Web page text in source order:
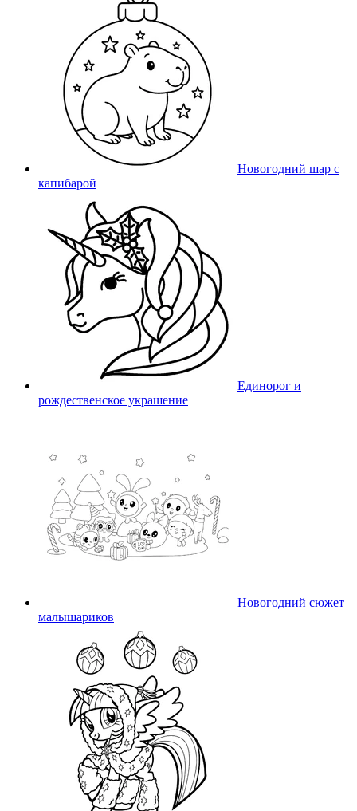
Новогодний шар с
капибарой
Единорог и
рождественское украшение
Новогодний сюжет
малышариков